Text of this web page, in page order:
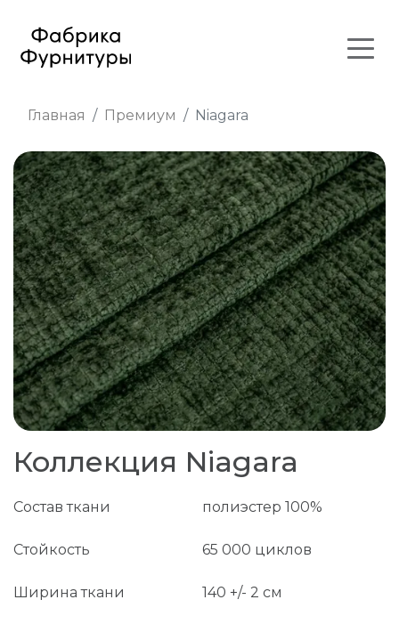
Главная Премиум Niagara
Коллекция Niagara
Состав ткани полиэстер 100%
Стойкость 65 000 циклов
Ширина ткани 140 +/- 2 см